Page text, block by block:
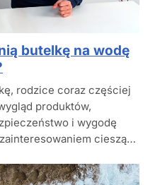
butelkę na wodę
rodzice coraz częściej
produktów,
i wygodę
cieszą…